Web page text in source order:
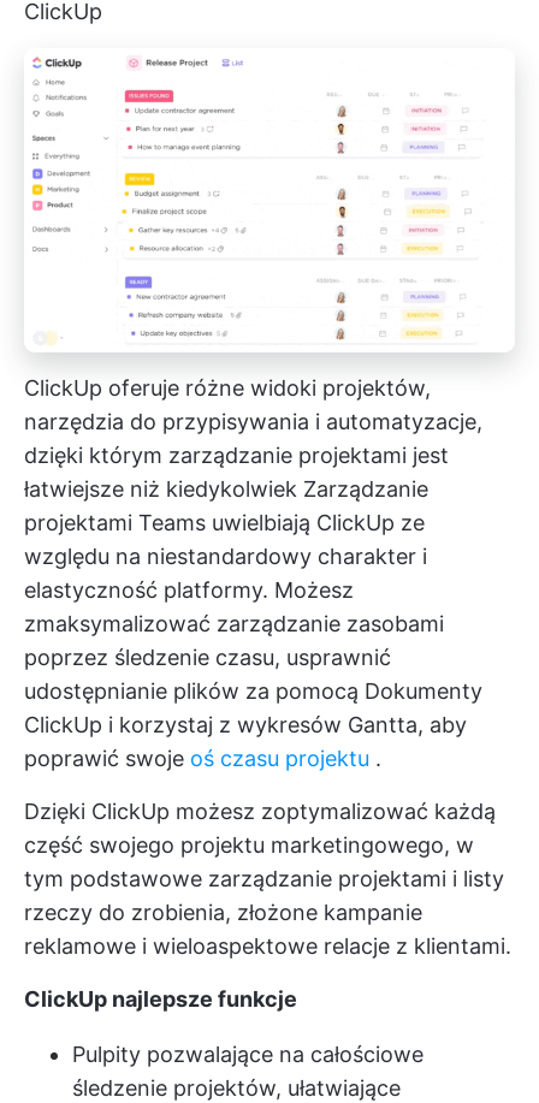
ClickUp
ClickUp oferuje różne widoki projektów,
narzędzia do przypisywania i automatyzacje,
dzięki którym zarządzanie projektami jest
łatwiejsze niż kiedykolwiek Zarządzanie
projektami Teams uwielbiają ClickUp ze
względu na niestandardowy charakter i
elastyczność platformy. Możesz
zmaksymalizować zarządzanie zasobami
poprzez śledzenie czasu, usprawnić
udostępnianie plików za pomocą Dokumenty
ClickUp i korzystaj z wykresów Gantta, aby
poprawić swoje oś czasu projektu .
Dzięki ClickUp możesz zoptymalizować każdą
część swojego projektu marketingowego, w
tym podstawowe zarządzanie projektami i listy
rzeczy do zrobienia, złożone kampanie
reklamowe i wieloaspektowe relacje z klientami.
ClickUp najlepsze funkcje
Pulpity pozwalające na całościowe
śledzenie projektów, ułatwiające